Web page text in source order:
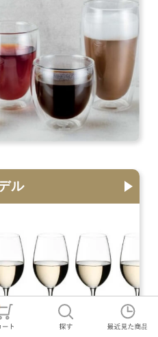
ル